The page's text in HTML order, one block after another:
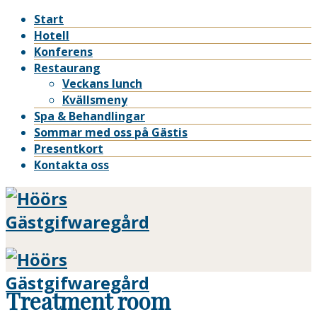
Start
Hotell
Konferens
Restaurang
Veckans lunch
Kvällsmeny
Spa & Behandlingar
Sommar med oss på Gästis
Presentkort
Kontakta oss
Treatment room